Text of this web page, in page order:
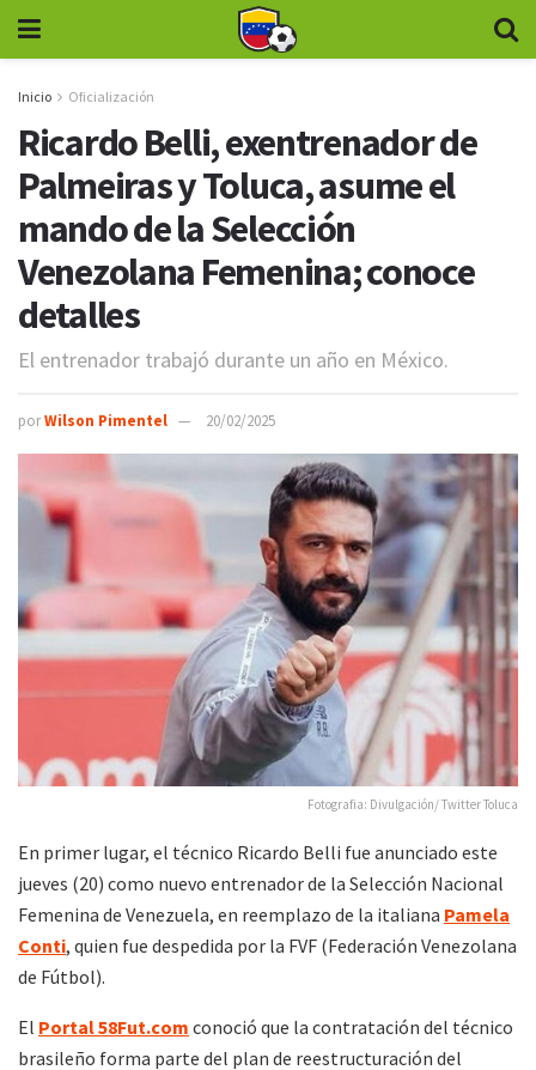
Inicio Oficialización
Ricardo Belli, exentrenador de
Palmeiras y Toluca, asume el
mando de la Selección
Venezolana Femenina; conoce
detalles
El entrenador trabajó durante un año en México.
porWilson Pimentel 20/02/2025
Fotografia: Divulgación/ Twitter Toluca
En primer lugar, el técnico Ricardo Belli fue anunciado este
jueves (20) como nuevo entrenador de la Selección Nacional
Femenina de Venezuela, en reemplazo de la italiana Pamela
Conti, quien fue despedida por la FVF (Federación Venezolana
de Fútbol).
El Portal 58Fut.com conoció que la contratación del técnico
brasileño forma parte del plan de reestructuración del